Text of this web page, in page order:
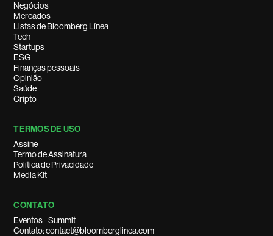
Negócios
Mercados
Listas de Bloomberg Línea
Tech
Startups
ESG
Finanças pessoais
Opinião
Saúde
Cripto
TERMOS DE USO
Assine
Termo de Assinatura
Política de Privacidade
Media Kit
CONTATO
Eventos - Summit
Contato: contact@bloomberglinea.com